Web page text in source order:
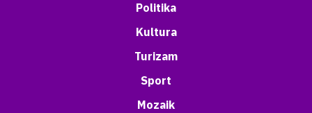
Politika
Kultura
Turizam
Sport
Mozaik